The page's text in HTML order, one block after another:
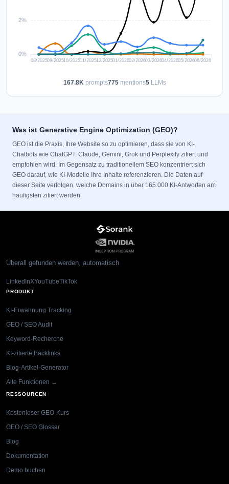
167.8Kprompts775mentions5LLMs
Was ist Generative Engine Optimization (GEO)?
GEO ist die Praxis, Ihre Website so zu optimieren, dass sie von KI-
Chatbots wie ChatGPT, Claude, Gemini, Grok und Perplexity zitiert und
empfohlen wird. Im Gegensatz zu traditionellem SEO konzentriert sich
GEO darauf, wie KI-Modelle Ihre Inhalte referenzieren. Die Daten auf
dieser Seite verfolgen, welche Domains in über 165.000 KI-Antworten am
häufigsten zitiert werden.
Überall gefunden werden, automatisch
LinkedInXYouTubeTikTok
PRODUKT
KI-Erwähnung Tracking
GEO / SEO Audit
Keyword-Recherche
KI-zitierte Backlinks
Blog-Artikel-Generator
Alle Funktionen →
RESSOURCEN
Kostenloser GEO-Kurs
GEO / SEO Glossar
Blog
Dokumentation
Demo buchen